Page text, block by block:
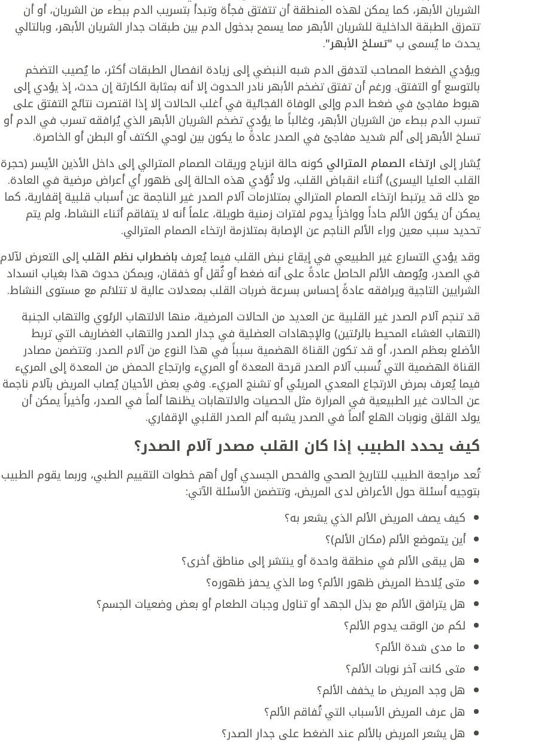
الشريان الأبهر، كما يمكن لهذه المنطقة أن تتفتق فجأة وتبدأ بتسريب الدم ببطء من الشريان، أو أن
تتمزق الطبقة الداخلية للشريان الأبهر مما يسمح بدخول الدم بين طبقات جدار الشريان الأبهر، وبالتالي
يحدث ما يُسمى ب "تسلخ الأبهر".
ويؤدي الضغط المصاحب لتدفق الدم شبه النبضي إلى زيادة انفصال الطبقات أكثر، ما يُصيب التضخم
بالتوسع أو التفتق. ورغم أن تفتق تضخم الأبهر نادر الحدوث إلا أنه بمثابة الكارثة إن حدث، إذ يؤدي إلى
هبوط مفاجئ في ضغط الدم وإلى الوفاة الفجائية في أغلب الحالات إلا إذا اقتصرت نتائج التفتق على
تسرب الدم ببطء من الشريان الأبهر، وغالباً ما يؤدي تضخم الشريان الأبهر الذي يُرافقه تسرب في الدم أو
تسلخ الأبهر إلى ألم شديد مفاجئ في الصدر عادةً ما يكون بين لوحي الكتف أو البطن أو الخاصرة.
يُشار إلى ارتخاء الصمام المترالي كونه حالة انزياح وريقات الصمام المترالي إلى داخل الأذين الأيسر (حجرة
القلب العليا اليسرى) أثناء انقباض القلب، ولا تُؤدي هذه الحالة إلى ظهور أي أعراض مرضية في العادة.
مع ذلك قد يرتبط ارتخاء الصمام المترالي بمتلازمات آلام الصدر غير الناجمة عن أسباب قلبية إقفارية، كما
يمكن أن يكون الألم حاداً وواخزاً يدوم لفترات زمنية طويلة، علماً أنه لا يتفاقم أثناء النشاط، ولم يتم
تحديد سبب معين وراء الألم الناجم عن الإصابة بمتلازمة ارتخاء الصمام المترالي.
وقد يؤدي التسارع غير الطبيعي في إيقاع نبض القلب فيما يُعرف باضطراب نظم القلبإلى التعرض لآلام
في الصدر، ويُوصف الألم الحاصل عادةً على أنه ضغط أو ثُقل أو خفقان، ويمكن حدوث هذا بغياب انسداد
الشرايين التاجية ويرافقه عادةً إحساس بسرعة ضربات القلب بمعدلات عالية لا تتلائم مع مستوى النشاط.
قد تنجم آلام الصدر غير القلبية عن العديد من الحالات المرضية، منها الالتهاب الرئوي والتهاب الجنبة
(التهاب الغشاء المحيط بالرئتين) والإجهادات العضلية في جدار الصدر والتهاب الغضاريف التي تربط
الأضلع بعظم الصدر، أو قد تكون القناة الهضمية سبباً في هذا النوع من آلام الصدر. وتتضمن مصادر
القناة الهضمية التي تُسبب آلام الصدر قرحة المعدة أو المريء وارتجاع الحمض من المعدة إلى المريء
فيما يُعرف بمرض الارتجاع المعدي المريئي أو تشنج المريء. وفي بعض الأحيان يُصاب المريض بآلام ناجمة
عن الحالات غير الطبيعية في المرارة مثل الحصيات والالتهابات يظنها ألماً في الصدر، وأخيراً يمكن أن
يولد القلق ونوبات الهلع ألماً في الصدر يشبه ألم الصدر القلبي الإقفاري.
كيف يحدد الطبيب إذا كان القلب مصدر آلام الصدر؟
تُعد مراجعة الطبيب للتاريخ الصحي والفحص الجسدي أول أهم خطوات التقييم الطبي، وربما يقوم الطبيب
بتوجيه أسئلة حول الأعراض لدى المريض، وتتضمن الأسئلة الآتي:
كيف يصف المريض الألم الذي يشعر به؟
أين يتموضع الألم (مكان الألم)؟
هل يبقى الألم في منطقة واحدة أو ينتشر إلى مناطق أخرى؟
متى يُلاحظ المريض ظهور الألم؟ وما الذي يحفز ظهوره؟
هل يترافق الألم مع بذل الجهد أو تناول وجبات الطعام أو بعض وضعيات الجسم؟
لكم من الوقت يدوم الألم؟
ما مدى شدة الألم؟
متى كانت آخر نوبات الألم؟
هل وجد المريض ما يخفف الألم؟
هل عرف المريض الأسباب التي تُفاقم الألم؟
هل يشعر المريض بالألم عند الضغط على جدار الصدر؟